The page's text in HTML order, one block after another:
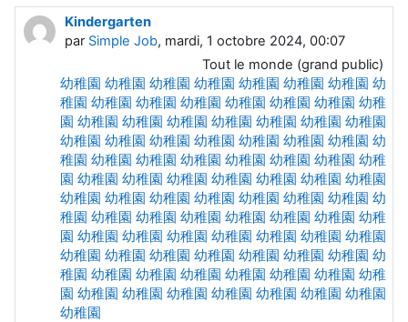
Kindergarten
par Simple Job, mardi, 1 octobre 2024, 00:07
Tout le monde (grand public)
幼稚園 幼稚園 幼稚園 幼稚園 幼稚園 幼稚園 幼稚園 幼
稚園 幼稚園 幼稚園 幼稚園 幼稚園 幼稚園 幼稚園 幼稚
園 幼稚園 幼稚園 幼稚園 幼稚園 幼稚園 幼稚園 幼稚園
幼稚園 幼稚園 幼稚園 幼稚園 幼稚園 幼稚園 幼稚園 幼
稚園 幼稚園 幼稚園 幼稚園 幼稚園 幼稚園 幼稚園 幼稚
園 幼稚園 幼稚園 幼稚園 幼稚園 幼稚園 幼稚園 幼稚園
幼稚園 幼稚園 幼稚園 幼稚園 幼稚園 幼稚園 幼稚園 幼
稚園 幼稚園 幼稚園 幼稚園 幼稚園 幼稚園 幼稚園 幼稚
園 幼稚園 幼稚園 幼稚園 幼稚園 幼稚園 幼稚園 幼稚園
幼稚園 幼稚園 幼稚園 幼稚園 幼稚園 幼稚園 幼稚園 幼
稚園 幼稚園 幼稚園 幼稚園 幼稚園 幼稚園 幼稚園 幼稚
園 幼稚園 幼稚園 幼稚園 幼稚園 幼稚園 幼稚園 幼稚園
幼稚園